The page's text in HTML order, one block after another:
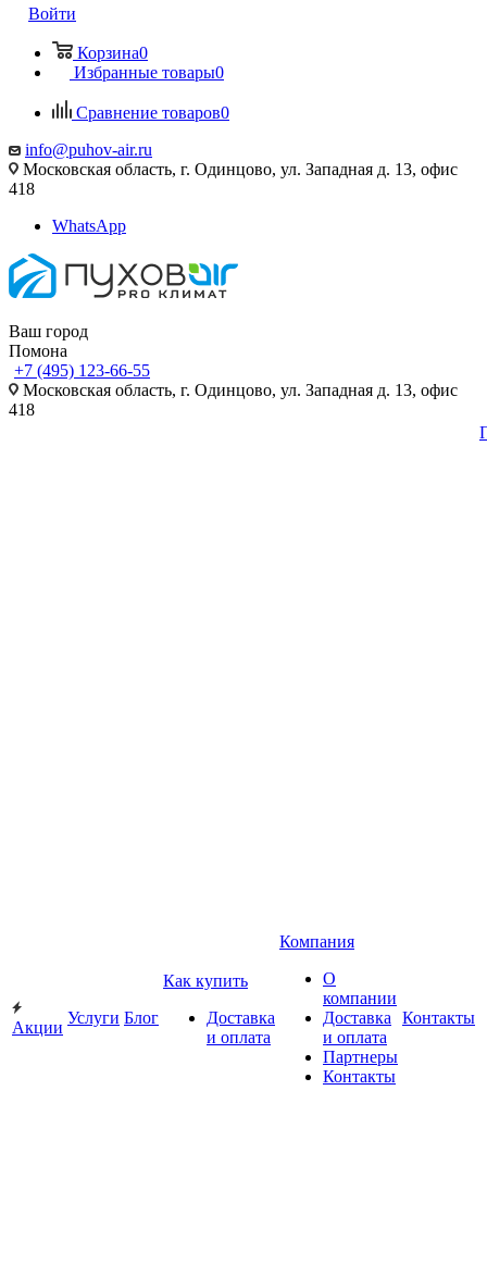
Войти
Корзина0
Избранные товары0
Сравнение товаров0
info@puhov-air.ru
Московская область, г. Одинцово, ул. Западная д. 13, офис
418
WhatsApp
Ваш город
Помона
+7 (495) 123-66-55
Московская область, г. Одинцово, ул. Западная д. 13, офис
418
Акции
Услуги Блог
Как купить
Доставка
и оплата
Компания
О
компании
Доставка
и оплата
Партнеры
Контакты
Контакты